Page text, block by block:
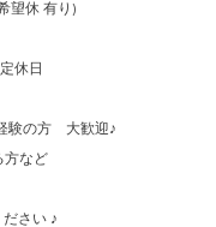
望休 有り)
休日
験の方 大歓迎♪
方など
さい ♪